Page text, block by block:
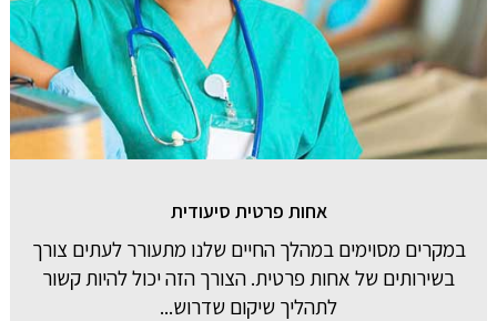
אחות פרטית סיעודית
במקרים מסוימים במהלך החיים שלנו מתעורר לעתים צורך
בשירותים של אחות פרטית. הצורך הזה יכול להיות קשור
לתהליך שיקום שדרוש...